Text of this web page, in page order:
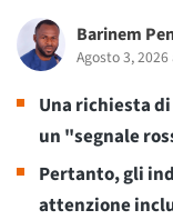
Barinem
Agosto 3, 2026
Una richiesta
un "segnale
Pertanto, gli
attenzione